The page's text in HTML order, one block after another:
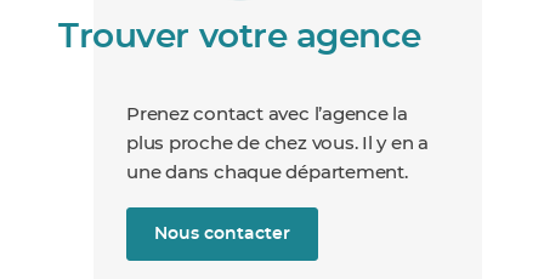
Trouver votre agence
Prenez contact avec l’agence la
plus proche de chez vous. Il y en a
une dans chaque département.
Nous contacter